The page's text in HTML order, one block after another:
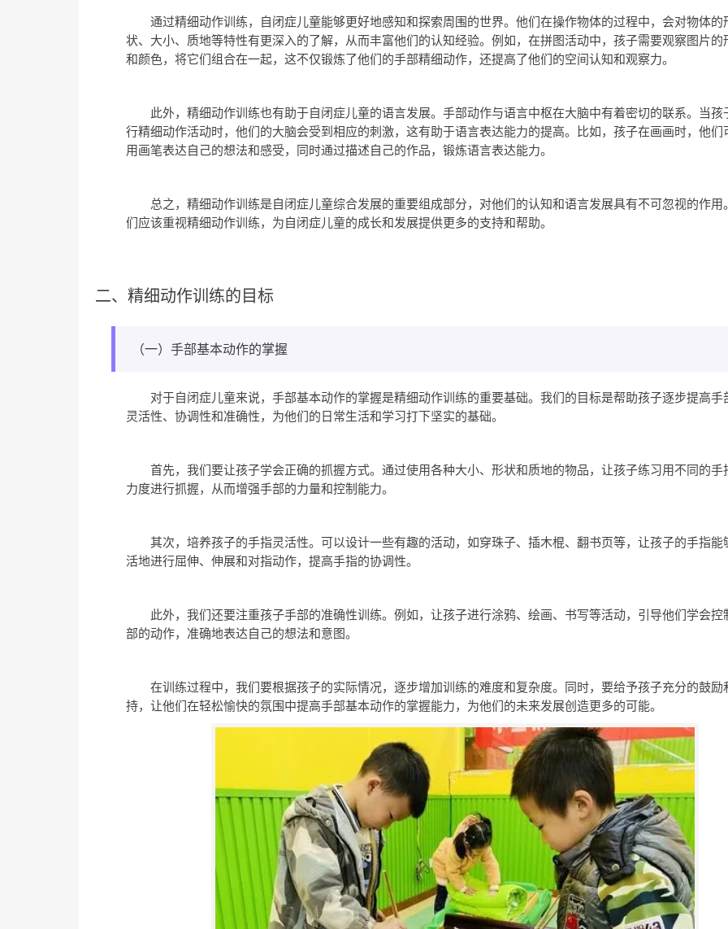
通过精细动作训练，自闭症儿童能够更好地感知和探索周围的世界。他们在操作物体的过程中，会对物体的
状、大小、质地等特性有更深入的了解，从而丰富他们的认知经验。例如，在拼图活动中，孩子需要观察图片的
和颜色，将它们组合在一起，这不仅锻炼了他们的手部精细动作，还提高了他们的空间认知和观察力。
此外，精细动作训练也有助于自闭症儿童的语言发展。手部动作与语言中枢在大脑中有着密切的联系。当孩
行精细动作活动时，他们的大脑会受到相应的刺激，这有助于语言表达能力的提高。比如，孩子在画画时，他们
用画笔表达自己的想法和感受，同时通过描述自己的作品，锻炼语言表达能力。
总之，精细动作训练是自闭症儿童综合发展的重要组成部分，对他们的认知和语言发展具有不可忽视的作用
们应该重视精细动作训练，为自闭症儿童的成长和发展提供更多的支持和帮助。
二、精细动作训练的目标
（一）手部基本动作的掌握
对于自闭症儿童来说，手部基本动作的掌握是精细动作训练的重要基础。我们的目标是帮助孩子逐步提高手
灵活性、协调性和准确性，为他们的日常生活和学习打下坚实的基础。
首先，我们要让孩子学会正确的抓握方式。通过使用各种大小、形状和质地的物品，让孩子练习用不同的手
力度进行抓握，从而增强手部的力量和控制能力。
其次，培养孩子的手指灵活性。可以设计一些有趣的活动，如穿珠子、插木棍、翻书页等，让孩子的手指能
活地进行屈伸、伸展和对指动作，提高手指的协调性。
此外，我们还要注重孩子手部的准确性训练。例如，让孩子进行涂鸦、绘画、书写等活动，引导他们学会控
部的动作，准确地表达自己的想法和意图。
在训练过程中，我们要根据孩子的实际情况，逐步增加训练的难度和复杂度。同时，要给予孩子充分的鼓励
持，让他们在轻松愉快的氛围中提高手部基本动作的掌握能力，为他们的未来发展创造更多的可能。